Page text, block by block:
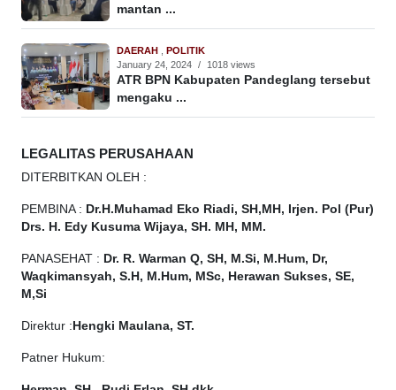
mantan ...
DAERAH , POLITIK
January 24, 2024 / 1018 views
ATR BPN Kabupaten Pandeglang tersebut
mengaku ...
LEGALITAS PERUSAHAAN
DITERBITKAN OLEH :
PEMBINA : Dr.H.Muhamad Eko Riadi, SH,MH, Irjen. Pol (Pur)
Drs. H. Edy Kusuma Wijaya, SH. MH, MM.
PANASEHAT : Dr. R. Warman Q, SH, M.Si, M.Hum, Dr,
Waqkimansyah, S.H, M.Hum, MSc, Herawan Sukses, SE,
M,Si
Direktur : Hengki Maulana, ST.
Patner Hukum: